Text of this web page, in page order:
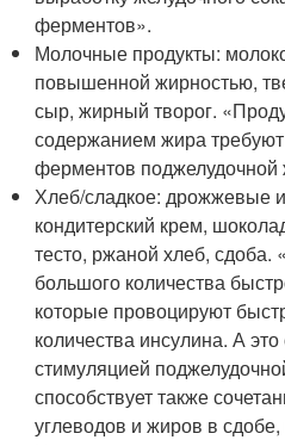
ферментов».
Молочные продукты:
повышенной жирностью,
сыр, жирный творог.
содержанием жира
ферментов поджелудочной
Хлеб/сладкое: дрожжевые
кондитерский крем,
тесто, ржаной хлеб, сдоба.
большого количества
которые провоцируют
количества инсулина. А
стимуляцией
способствует также
углеводов и жиров в